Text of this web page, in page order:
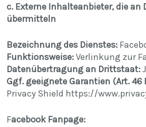
c. Externe Inhalteanbieter, die an
übermitteln
Bezeichnung des Dienstes:
Funktionsweise:Verlinkung zur
Datenübertragung an Drittstaat:
Ggf. geeignete Garantien (Art. 46
Privacy Shield https://
Facebook Fanpage: